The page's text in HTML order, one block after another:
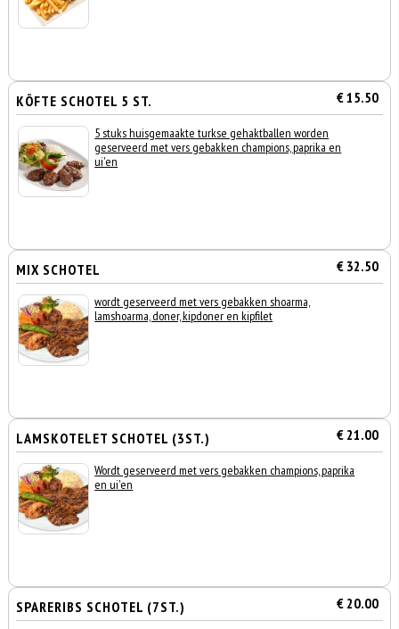
KÖFTE SCHOTEL 5 ST. € 15.50
5 stuks huisgemaakte turkse gehaktballen worden
geserveerd met vers gebakken champions, paprika en
ui'en
MIX SCHOTEL € 32.50
wordt geserveerd met vers gebakken shoarma,
lamshoarma, doner, kipdoner en kipfilet
LAMSKOTELET SCHOTEL (3ST.) € 21.00
Wordt geserveerd met vers gebakken champions, paprika
en ui'en
SPARERIBS SCHOTEL (7ST.) € 20.00